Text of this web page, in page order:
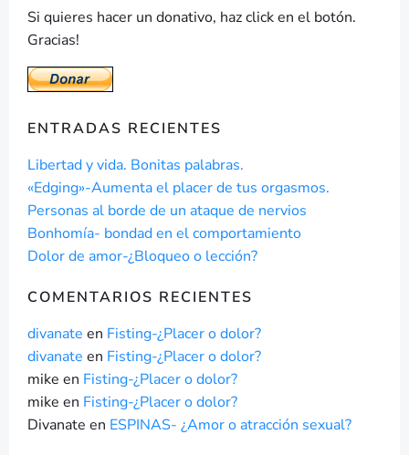
Si quieres hacer un donativo, haz click en el botón.
Gracias!
ENTRADAS RECIENTES
Libertad y vida. Bonitas palabras.
«Edging»-Aumenta el placer de tus orgasmos.
Personas al borde de un ataque de nervios
Bonhomía- bondad en el comportamiento
Dolor de amor-¿Bloqueo o lección?
COMENTARIOS RECIENTES
divanate en Fisting-¿Placer o dolor?
divanate en Fisting-¿Placer o dolor?
mike en Fisting-¿Placer o dolor?
mike en Fisting-¿Placer o dolor?
Divanate en ESPINAS- ¿Amor o atracción sexual?